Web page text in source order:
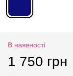
В наявності
1 750 грн